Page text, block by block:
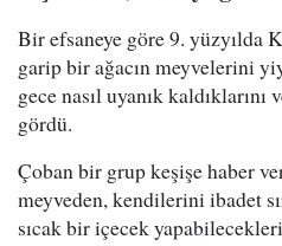
Bir efsaneye göre 9. yüzyılda
garip bir ağacın meyvelerini
gece nasıl uyanık
gördü.
Çoban bir grup keşişe haber
meyveden, kendilerini ibadet
sıcak bir içecek